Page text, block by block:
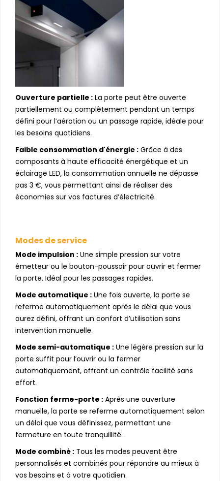
Ouverture partielle : La porte peut être ouverte
partiellement ou complètement pendant un temps
défini pour l’aération ou un passage rapide, idéale pour
les besoins quotidiens.
Faible consommation d'énergie : Grâce à des
composants à haute efficacité énergétique et un
éclairage LED, la consommation annuelle ne dépasse
pas 3 €, vous permettant ainsi de réaliser des
économies sur vos factures d’électricité.
Modes de service
Mode impulsion : Une simple pression sur votre
émetteur ou le bouton-poussoir pour ouvrir et fermer
la porte. Idéal pour les passages rapides.
Mode automatique : Une fois ouverte, la porte se
referme automatiquement après le délai que vous
aurez défini, offrant un confort d’utilisation sans
intervention manuelle.
Mode semi-automatique : Une légère pression sur la
porte suffit pour l’ouvrir ou la fermer
automatiquement, offrant un contrôle facilité sans
effort.
Fonction ferme-porte : Après une ouverture
manuelle, la porte se referme automatiquement selon
un délai que vous définissez, permettant une
fermeture en toute tranquillité.
Mode combiné : Tous les modes peuvent être
personnalisés et combinés pour répondre au mieux à
vos besoins et à votre quotidien.